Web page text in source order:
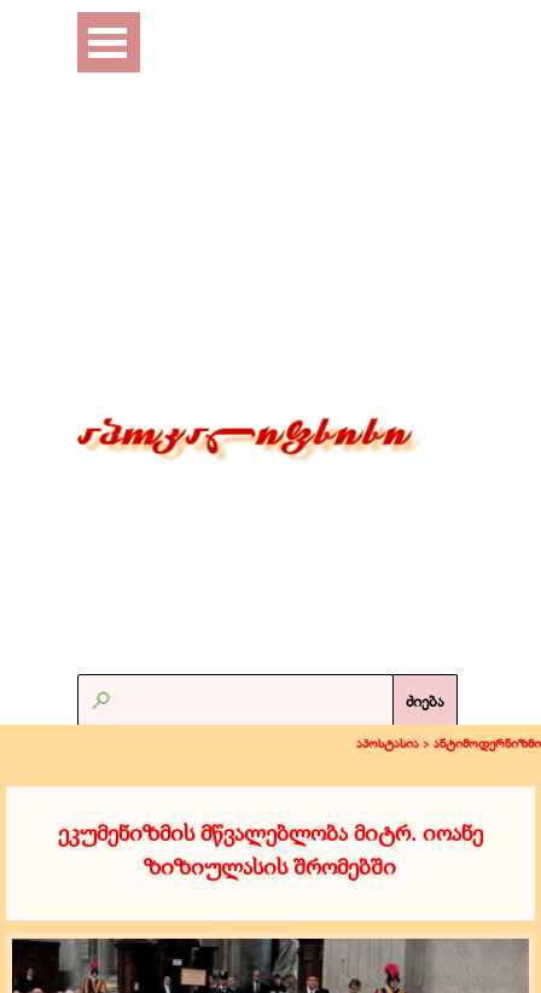
Перейти к контенту
Пропустить меню
ძიება
აპოსტასია > ანტიმოდერნიზმი
ეკუმენიზმის მწვალებლობა მიტრ. იოანე
ზიზიულასის შრომებში